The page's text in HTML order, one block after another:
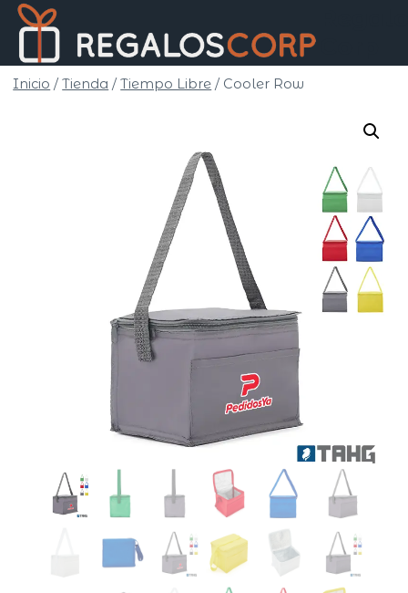
Saltar
contenido
Inicio / Tienda / Tiempo Libre / Cooler Row